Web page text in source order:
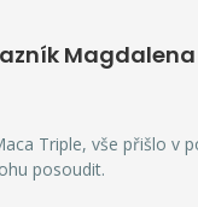
Magdalena
Triple, vše přišlo v
posoudit.